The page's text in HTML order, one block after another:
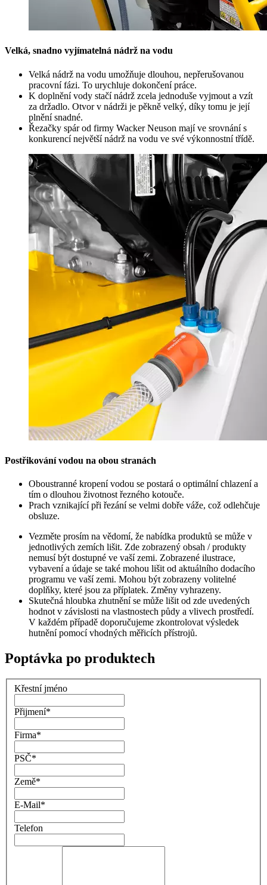
Velká, snadno vyjímatelná nádrž na vodu
Velká nádrž na vodu umožňuje dlouhou, nepřerušovanou
pracovní fázi. To urychluje dokončení práce.
K doplnění vody stačí nádrž zcela jednoduše vyjmout a vzít
za držadlo. Otvor v nádrži je pěkně velký, díky tomu je její
plnění snadné.
Řezačky spár od firmy Wacker Neuson mají ve srovnání s
konkurencí největší nádrž na vodu ve své výkonnostní třídě.
Postřikování vodou na obou stranách
Oboustranné kropení vodou se postará o optimální chlazení a
tím o dlouhou životnost řezného kotouče.
Prach vznikající při řezání se velmi dobře váže, což odlehčuje
obsluze.
Vezměte prosím na vědomí, že nabídka produktů se může v
jednotlivých zemích lišit. Zde zobrazený obsah / produkty
nemusí být dostupné ve vaší zemi. Zobrazené ilustrace,
vybavení a údaje se také mohou lišit od aktuálního dodacího
programu ve vaší zemi. Mohou být zobrazeny volitelné
doplňky, které jsou za příplatek. Změny vyhrazeny.
Skutečná hloubka zhutnění se může lišit od zde uvedených
hodnot v závislosti na vlastnostech půdy a vlivech prostředí.
V každém případě doporučujeme zkontrolovat výsledek
hutnění pomocí vhodných měřicích přístrojů.
Poptávka po produktech
Křestní jméno
Přijmení*
Firma*
PSČ*
Země*
E-Mail*
Telefon